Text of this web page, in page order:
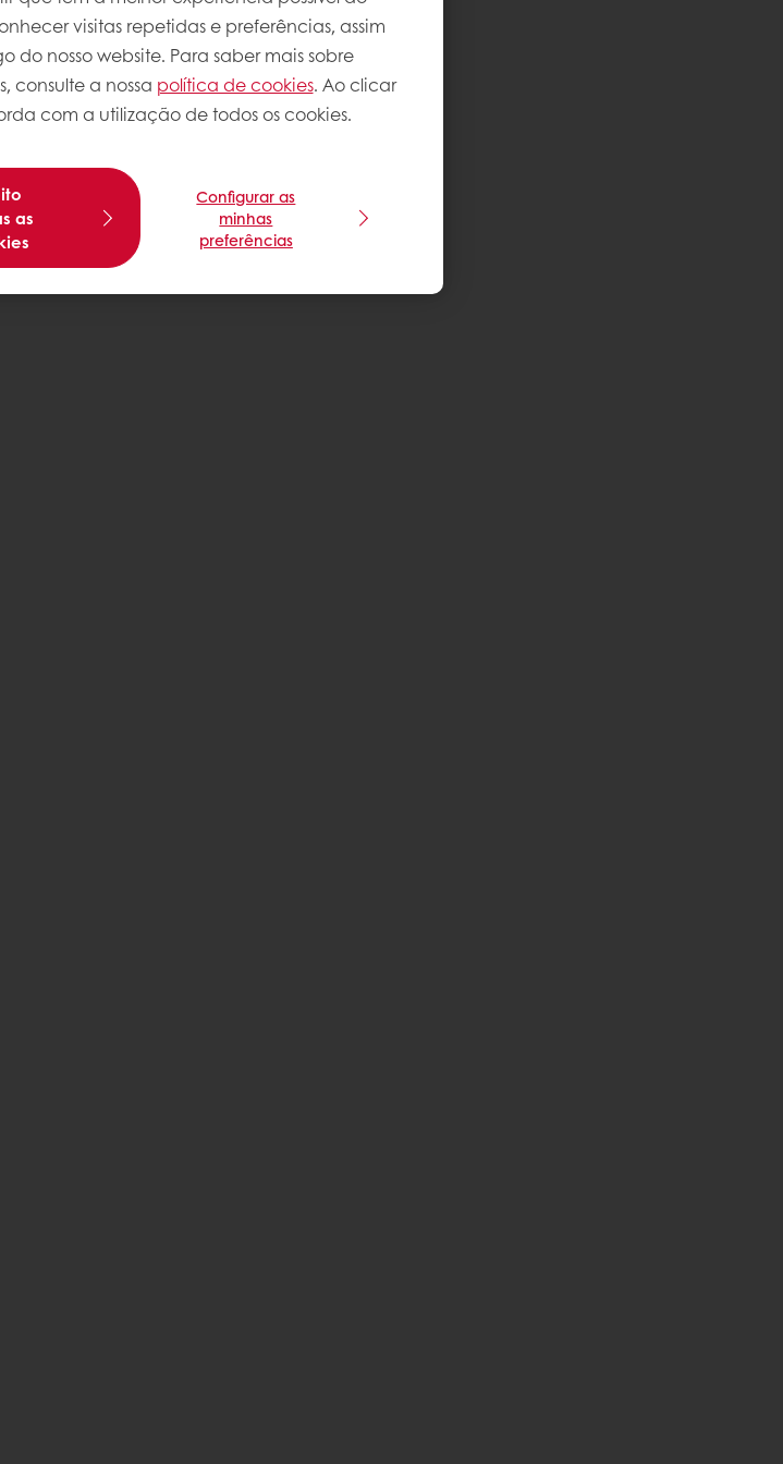
visitas repetidas e preferências, assim
nosso website. Para saber mais sobre
consulte a nossa política de cookies. Ao clicar
com a utilização de todos os cookies.
as
Configurar as
minhas
preferências